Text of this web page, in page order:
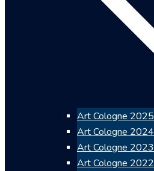
Art Cologne 2025
Art Cologne 2024
Art Cologne 2023
Art Cologne 2022